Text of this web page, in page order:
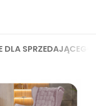
SPRZEDAJĄCEGO